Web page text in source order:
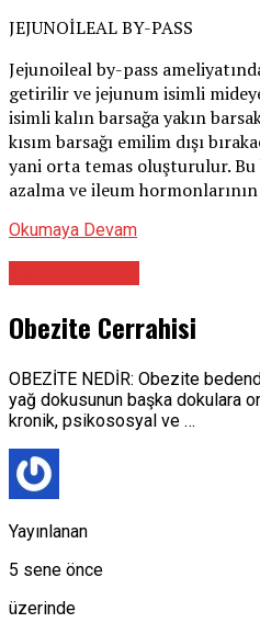
JEJUNOİLEAL BY-PASS
Jejunoileal by-pass
getirilir ve jejunum isimli
isimli kalın barsağa yakın
kısım barsağı emilim dışı
yani orta temas oluşturulur.
azalma ve ileum
Okumaya Devam
Obezite Cerrahisi
OBEZİTE NEDİR: Obezite
yağ dokusunun başka dokulara
kronik, psikososyal ve …
Yayınlanan
5 sene önce
üzerinde